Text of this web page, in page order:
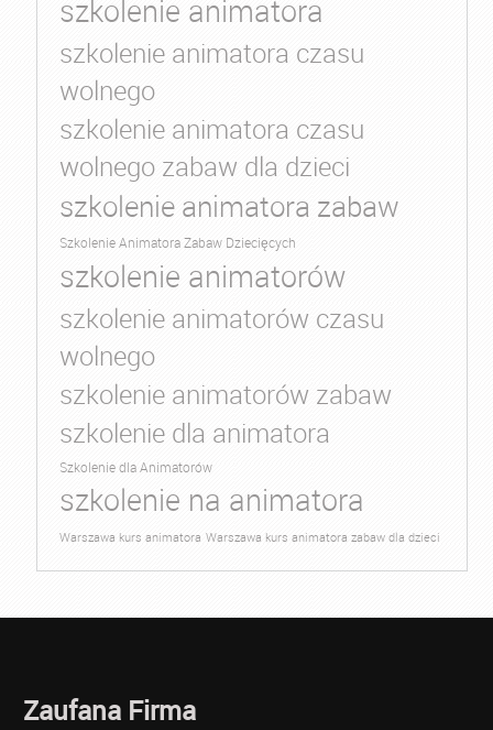
szkolenie animatora
szkolenie animatora czasu
wolnego
szkolenie animatora czasu
wolnego zabaw dla dzieci
szkolenie animatora zabaw
Szkolenie Animatora Zabaw Dziecięcych
szkolenie animatorów
szkolenie animatorów czasu
wolnego
szkolenie animatorów zabaw
szkolenie dla animatora
Szkolenie dla Animatorów
szkolenie na animatora
Warszawa kurs animatora Warszawa kurs animatora zabaw dla dzieci
Zaufana Firma